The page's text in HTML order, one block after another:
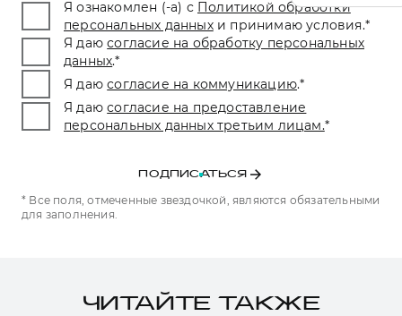
Я ознакомлен (-а) с Политикой обработки
персональных данных и принимаю условия.*
Я даю согласие на обработку персональных
данных.*
Я даю согласие на коммуникацию.*
Я даю согласие на предоставление
персональных данных третьим лицам.*
ПОДПИСАТЬСЯ
* Все поля, отмеченные звездочкой, являются обязательными
для заполнения.
ЧИТАЙТЕ ТАКЖЕ